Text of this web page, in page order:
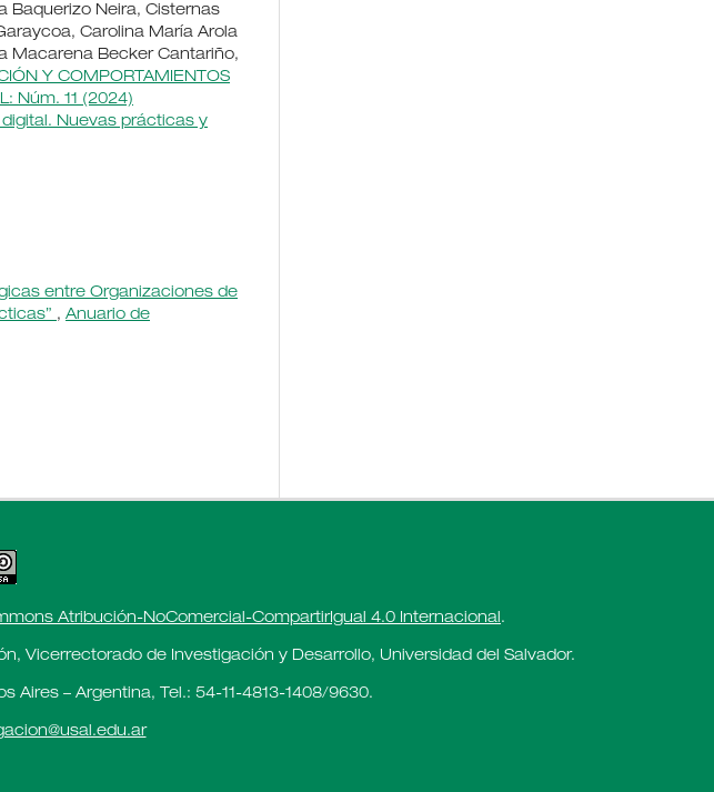
Baquerizo Neira, Cisternas
Carolina María Arola
Macarena Becker Cantariño,
Y COMPORTAMIENTOS
Núm. 11 (2024)
Nuevas prácticas y
entre Organizaciones de
, Anuario de
Atribución-NoComercial-CompartirIgual 4.0 Internacional.
Vicerrectorado de Investigación y Desarrollo, Universidad del Salvador.
Aires – Argentina, Tel.: 54-11-4813-1408/9630.